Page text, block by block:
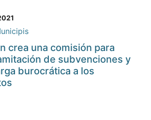
crea una comisión para
de subvenciones y
burocrática a los